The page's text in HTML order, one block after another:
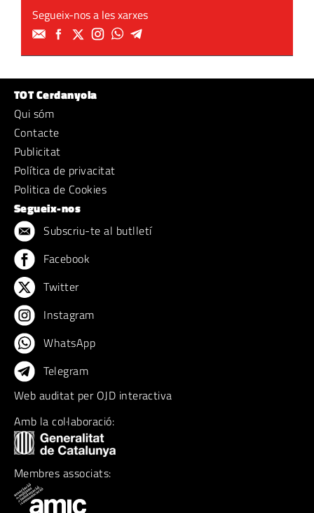
Segueix-nos a les xarxes
TOT Cerdanyola
Qui sóm
Contacte
Publicitat
Política de privacitat
Politica de Cookies
Segueix-nos
Subscriu-te al butlletí
Facebook
Twitter
Instagram
WhatsApp
Telegram
Web auditat per OJD interactiva
Amb la col·laboració:
Membres associats: